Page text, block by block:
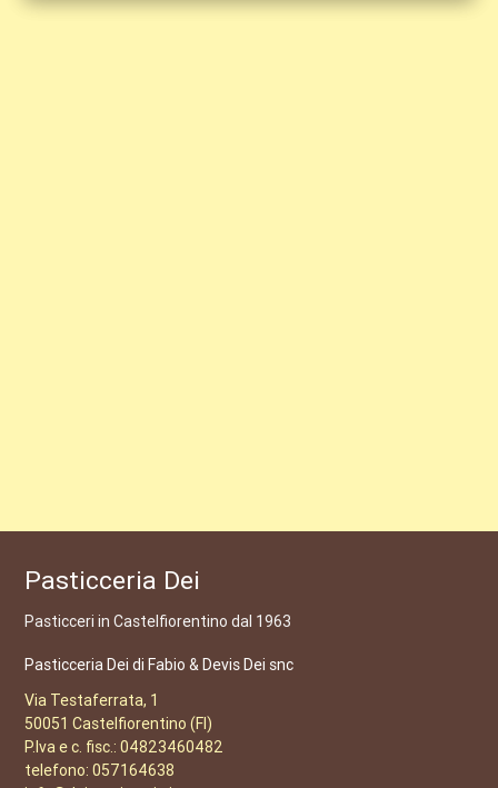
Pasticceria Dei
Pasticceri in Castelfiorentino dal 1963
Pasticceria Dei di Fabio & Devis Dei snc
Via Testaferrata, 1
50051 Castelfiorentino (FI)
P.Iva e c. fisc.: 04823460482
telefono: 057164638